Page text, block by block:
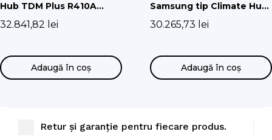
Hub TDM Plus R410A
6.6kw cu boiler de 260l
32.841,82 lei
Adaugă în coș
Samsung tip Climate Hub
mono 5kw
30.265,73 lei
Adaugă în coș
Retur și garanție pentru fiecare produs.